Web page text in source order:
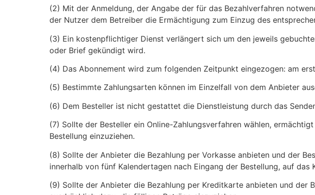
(2) Mit der Anmeldung, der Angabe der für das Bezahlverfahren
der Nutzer dem Betreiber die Ermächtigung zum Einzug des
(3) Ein kostenpflichtiger Dienst verlängert sich um den jeweils
oder Brief gekündigt wird.
(4) Das Abonnement wird zum folgenden Zeitpunkt eingezogen: am
(5) Bestimmte Zahlungsarten können im Einzelfall von dem Anbieter
(6) Dem Besteller ist nicht gestattet die Dienstleistung durch das
(7) Sollte der Besteller ein Online-Zahlungsverfahren wählen,
Bestellung einzuziehen.
(8) Sollte der Anbieter die Bezahlung per Vorkasse anbieten und der
innerhalb von fünf Kalendertagen nach Eingang der Bestellung, auf das
(9) Sollte der Anbieter die Bezahlung per Kreditkarte anbieten und der